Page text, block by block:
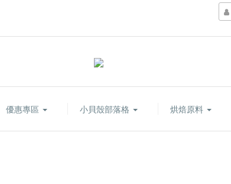
優惠專區 小貝殼部落格 烘焙原料